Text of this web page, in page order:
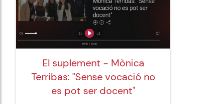
El suplement - Mònica
Terribas: "Sense vocació no
es pot ser docent"